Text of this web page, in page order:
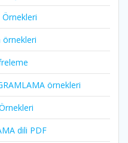
örnekleri
örnekleri
dili PDF